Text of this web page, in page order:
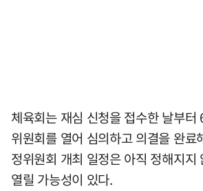
체육회는 재심 신청을 접수한 날부터
위원회를 열어 심의하고 의결을 완료
정위원회 개최 일정은 아직 정해지지
열릴 가능성이 있다.